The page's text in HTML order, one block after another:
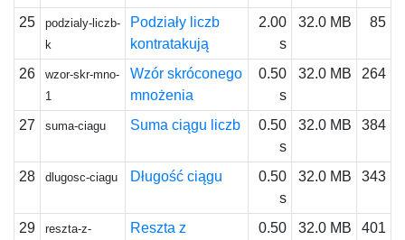
25
podzialy-liczb-
k
Podziały liczb
kontratakują
2.00
s
32.0 MB 85
26
wzor-skr-mno-
1
Wzór skróconego
mnożenia
0.50
s
32.0 MB 264
27 suma-ciagu Suma ciągu liczb
0.50
s
32.0 MB 384
28 dlugosc-ciagu Długość ciągu
0.50
s
32.0 MB 343
29
reszta-z-
Reszta z
0.50
32.0 MB 401